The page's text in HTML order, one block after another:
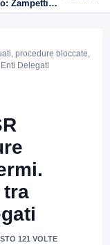
Zampetti e
procedure bloccate,
Delegati
tra
121 VOLTE